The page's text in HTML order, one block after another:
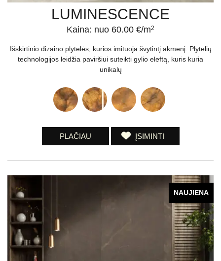
LUMINESCENCE
Kaina: nuo 60.00 €/m2
Išskirtinio dizaino plytelės, kurios imituoja švytintį akmenį. Plytelių
technologijos leidžia paviršiui suteikti gylio eleftą, kuris kuria
unikalų
PLAČIAU ĮSIMINTI
NAUJIENA